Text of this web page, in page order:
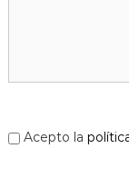
Acepto la